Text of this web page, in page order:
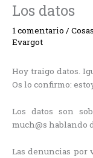
Los datos
1 comentario /
Evargot
Hoy traigo datos.
Os lo confirmo:
Los datos son
much@s hablando
Las denuncias por